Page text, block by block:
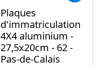
Plaques
d'immatriculation
4X4 aluminium -
27,5x20cm - 62 -
Pas-de-Calais